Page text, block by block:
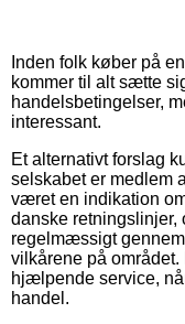
Inden folk køber på
kommer til alt sætte
handelsbetingelser,
interessant.
Et alternativt forslag
selskabet er medlem
været en indikation
danske retningslinjer,
regelmæssigt
vilkårene på
hjælpende service,
handel.